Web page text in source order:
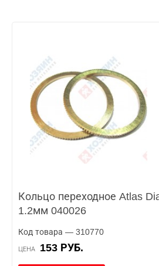
Кольцо переходное Atlas
1.2мм 040026
Код товара — 310770
ЦЕНА 153 РУБ.